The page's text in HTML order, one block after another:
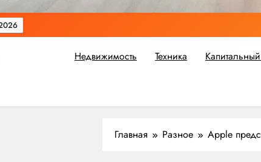
ли вы небольшой ремонт или крупное
Недвижимость Техника
Главная Разное Apple